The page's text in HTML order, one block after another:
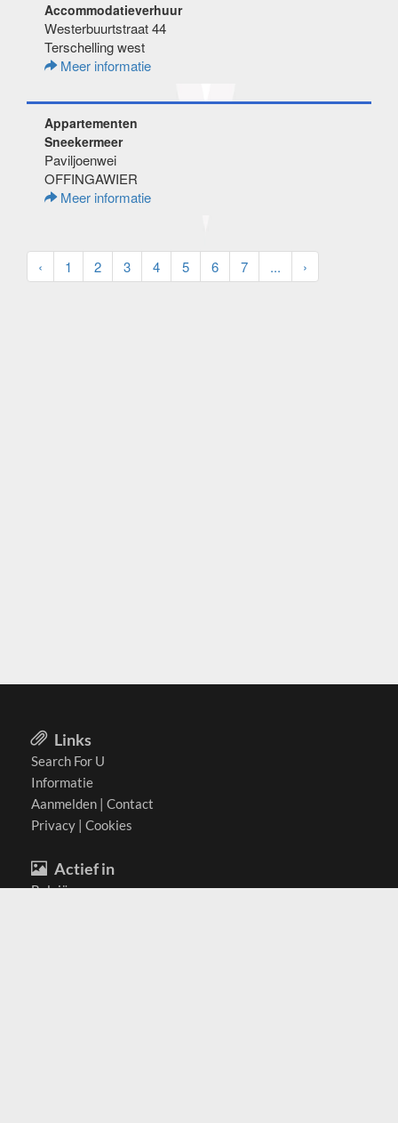
Accommodatieverhuur
Westerbuurtstraat 44
Terschelling west
Meer informatie
Appartementen
Sneekermeer
Paviljoenwei
OFFINGAWIER
Meer informatie
‹ 1 2 3 4 5 6 7 ... ›
Links
Search For U
Informatie
Aanmelden | Contact
Privacy | Cookies
Actief in
België